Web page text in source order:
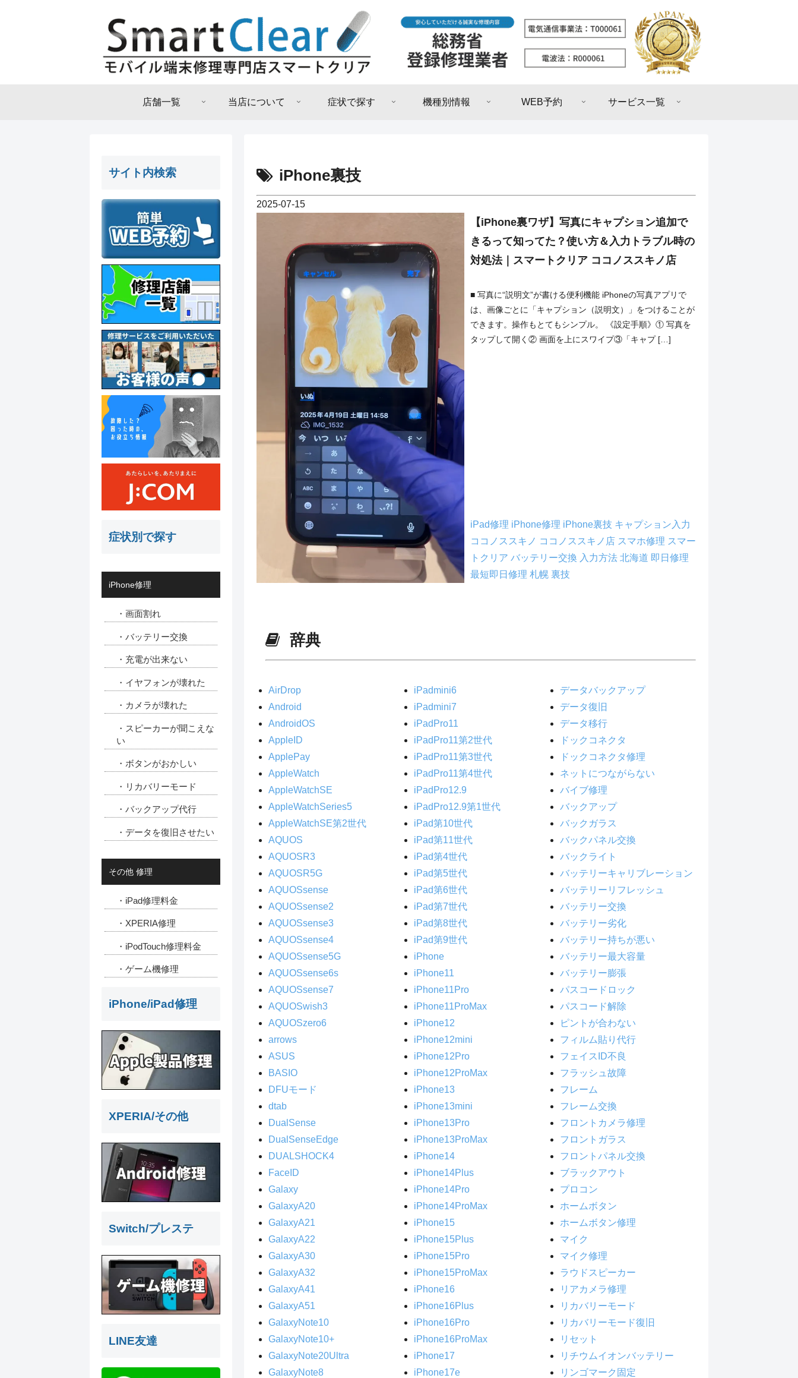
店舗一覧 当店について 症状で探す 機種別情報 WEB予約 サービス一覧
iPhone裏技
2025-07-15
【iPhone裏ワザ】写真にキャプション追加で
きるって知ってた？使い方＆入力トラブル時の
対処法｜スマートクリア ココノススキノ店
■ 写真に“説明文”が書ける便利機能 iPhoneの写真アプリで
は、画像ごとに「キャプション（説明文）」をつけることが
できます。操作もとてもシンプル。 《設定手順》① 写真を
タップして開く② 画面を上にスワイプ③「キャプ […]
iPad修理 iPhone修理 iPhone裏技 キャプション入力
ココノススキノ ココノススキノ店 スマホ修理 スマー
トクリア バッテリー交換 入力方法 北海道 即日修理
最短即日修理 札幌 裏技
辞典
AirDrop
Android
AndroidOS
AppleID
ApplePay
AppleWatch
AppleWatchSE
AppleWatchSeries5
AppleWatchSE第2世代
AQUOS
AQUOSR3
AQUOSR5G
AQUOSsense
AQUOSsense2
AQUOSsense3
AQUOSsense4
AQUOSsense5G
AQUOSsense6s
AQUOSsense7
AQUOSwish3
AQUOSzero6
arrows
ASUS
BASIO
DFUモード
dtab
DualSense
DualSenseEdge
DUALSHOCK4
FaceID
Galaxy
GalaxyA20
GalaxyA21
GalaxyA22
GalaxyA30
GalaxyA32
GalaxyA41
GalaxyA51
GalaxyNote10
GalaxyNote10+
GalaxyNote20Ultra
GalaxyNote8
iPadmini6
iPadmini7
iPadPro11
iPadPro11第2世代
iPadPro11第3世代
iPadPro11第4世代
iPadPro12.9
iPadPro12.9第1世代
iPad第10世代
iPad第11世代
iPad第4世代
iPad第5世代
iPad第6世代
iPad第7世代
iPad第8世代
iPad第9世代
iPhone
iPhone11
iPhone11Pro
iPhone11ProMax
iPhone12
iPhone12mini
iPhone12Pro
iPhone12ProMax
iPhone13
iPhone13mini
iPhone13Pro
iPhone13ProMax
iPhone14
iPhone14Plus
iPhone14Pro
iPhone14ProMax
iPhone15
iPhone15Plus
iPhone15Pro
iPhone15ProMax
iPhone16
iPhone16Plus
iPhone16Pro
iPhone16ProMax
iPhone17
iPhone17e
データバックアップ
データ復旧
データ移行
ドックコネクタ
ドックコネクタ修理
ネットにつながらない
バイブ修理
バックアップ
バックガラス
バックパネル交換
バックライト
バッテリーキャリブレーション
バッテリーリフレッシュ
バッテリー交換
バッテリー劣化
バッテリー持ちが悪い
バッテリー最大容量
バッテリー膨張
パスコードロック
パスコード解除
ピントが合わない
フィルム貼り代行
フェイスID不良
フラッシュ故障
フレーム
フレーム交換
フロントカメラ修理
フロントガラス
フロントパネル交換
ブラックアウト
プロコン
ホームボタン
ホームボタン修理
マイク
マイク修理
ラウドスピーカー
リアカメラ修理
リカバリーモード
リカバリーモード復旧
リセット
リチウムイオンバッテリー
リンゴマーク固定
サイト内検索
症状別で探す
iPhone修理
・画面割れ
・バッテリー交換
・充電が出来ない
・イヤフォンが壊れた
・カメラが壊れた
・スピーカーが聞こえな
い
・ボタンがおかしい
・リカバリーモード
・バックアップ代行
・データを復旧させたい
その他 修理
・iPad修理料金
・XPERIA修理
・iPodTouch修理料金
・ゲーム機修理
iPhone/iPad修理
XPERIA/その他
Switch/プレステ
LINE友達